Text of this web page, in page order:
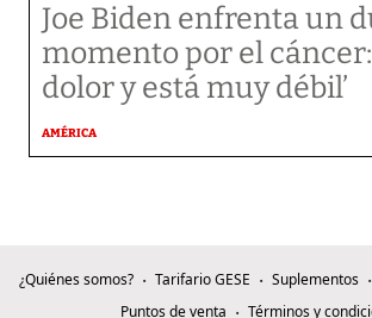
Joe Biden enfrenta un
momento por el cáncer:
dolor y está muy débil’
AMÉRICA
¿Quiénes somos? Tarifario GESE Suplementos
Puntos de venta
Términos y